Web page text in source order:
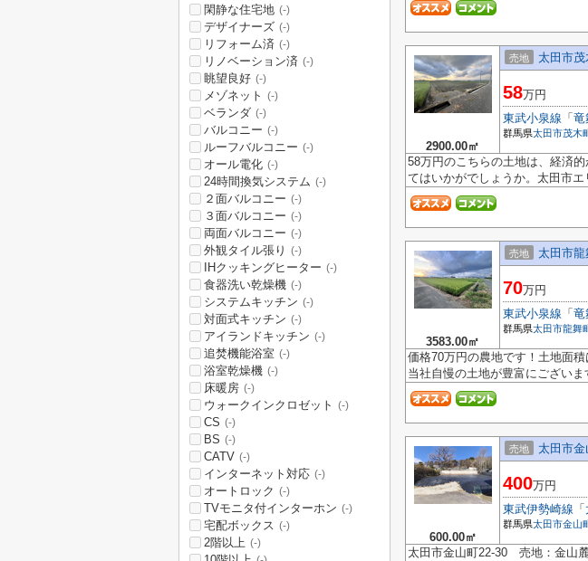
2900.00㎡
売地 太田市
58万円
東武小泉線 「 竜
群馬県太田市茂木
58万円のこちらの土地は、経済
てはいかがでしょうか。太田市
3583.00㎡
売地 太田市
70万円
東武小泉線 「 竜
群馬県太田市龍舞
価格70万円の農地です！土地面
当社自慢の土地が豊富にござい
600.00㎡
売地 太田市
400万円
東武伊勢崎線 「
群馬県太田市金山
太田市金山町22-30 売地：金山
閑静な住宅地 (-)
デザイナーズ (-)
リフォーム済 (-)
リノベーション済 (-)
眺望良好 (-)
メゾネット (-)
ベランダ (-)
バルコニー (-)
ルーフバルコニー (-)
オール電化 (-)
24時間換気システム (-)
２面バルコニー (-)
３面バルコニー (-)
両面バルコニー (-)
外観タイル張り (-)
IHクッキングヒーター (-)
食器洗い乾燥機 (-)
システムキッチン (-)
対面式キッチン (-)
アイランドキッチン (-)
追焚機能浴室 (-)
浴室乾燥機 (-)
床暖房 (-)
ウォークインクロゼット (-)
CS (-)
BS (-)
CATV (-)
インターネット対応 (-)
オートロック (-)
TVモニタ付インターホン (-)
宅配ボックス (-)
2階以上 (-)